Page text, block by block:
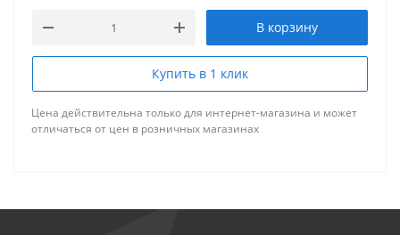
В корзину
Купить в 1 клик
Цена действительна только для интернет-магазина и может
отличаться от цен в розничных магазинах